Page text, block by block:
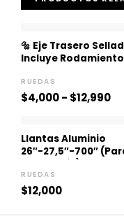
🔩 Eje Trasero
Incluye
RUEDAS
$4,000- $12,990
de
Llantas Aluminio
26″-27,5″-700″
para Patín)
RUEDAS
$12,000